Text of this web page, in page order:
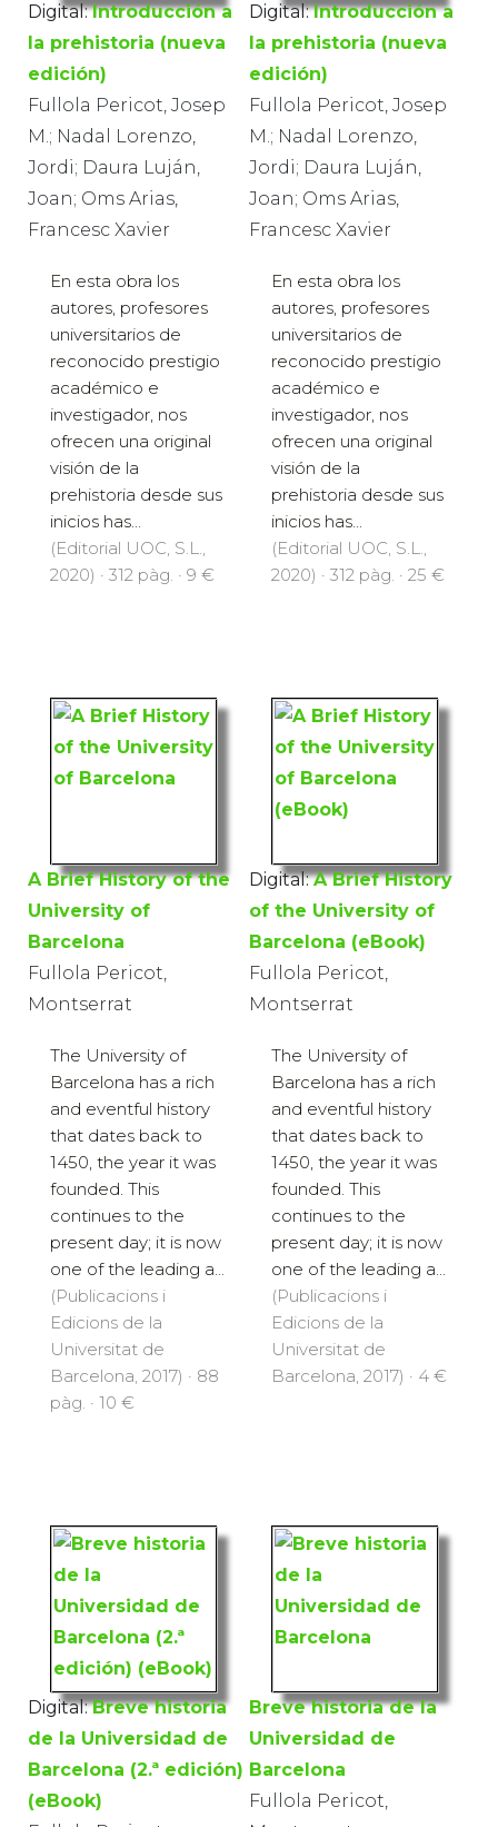
Digital: Introducción a
la prehistoria (nueva
edición)
Fullola Pericot, Josep
M.; Nadal Lorenzo,
Jordi; Daura Luján,
Joan; Oms Arias,
Francesc Xavier
En esta obra los
autores, profesores
universitarios de
reconocido prestigio
académico e
investigador, nos
ofrecen una original
visión de la
prehistoria desde sus
inicios has...
(Editorial UOC, S.L.,
2020) · 312 pàg. · 9 €
Digital: Introducción a
la prehistoria (nueva
edición)
Fullola Pericot, Josep
M.; Nadal Lorenzo,
Jordi; Daura Luján,
Joan; Oms Arias,
Francesc Xavier
En esta obra los
autores, profesores
universitarios de
reconocido prestigio
académico e
investigador, nos
ofrecen una original
visión de la
prehistoria desde sus
inicios has...
(Editorial UOC, S.L.,
2020) · 312 pàg. · 25 €
A Brief History of the
University of
Barcelona
Fullola Pericot,
Montserrat
The University of
Barcelona has a rich
and eventful history
that dates back to
1450, the year it was
founded. This
continues to the
present day; it is now
one of the leading a...
(Publicacions i
Edicions de la
Universitat de
Barcelona, 2017) · 88
pàg. · 10 €
Digital: A Brief History
of the University of
Barcelona (eBook)
Fullola Pericot,
Montserrat
The University of
Barcelona has a rich
and eventful history
that dates back to
1450, the year it was
founded. This
continues to the
present day; it is now
one of the leading a...
(Publicacions i
Edicions de la
Universitat de
Barcelona, 2017) · 4 €
Digital: Breve historia
de la Universidad de
Barcelona (2.ª edición)
(eBook)
Breve historia de la
Universidad de
Barcelona
Fullola Pericot,